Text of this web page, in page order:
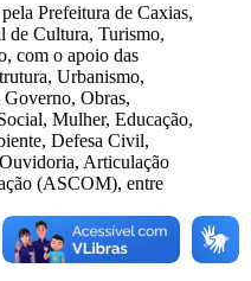
Prefeitura de Caxias,
de Cultura, Turismo,
com o apoio das
Urbanismo,
Obras,
Mulher, Educação,
Defesa Civil,
Articulação
(ASCOM), entre